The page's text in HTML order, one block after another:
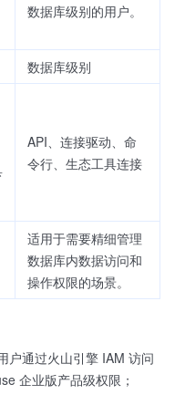
数据库级别的用户。
数据库级别
API、连接驱动、命
令行、生态工具连接
适用于需要精细管理
数据库内数据访问和
操作权限的场景。
户通过火山引擎 IAM 访问
企业版产品级权限；